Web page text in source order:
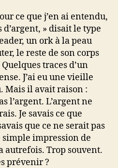
ce que j’en ai entendu,
» disait le type
un ork à la peau
le reste de son corps
traces d’un
J’ai eu une vieille
Mais il avait raison :
l’argent. L’argent ne
Je savais ce que
que ce ne serait pas
simple impression de
autrefois. Trop souvent.
prévenir ?